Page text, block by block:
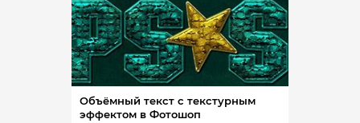
Объёмный текст с текстурным
эффектом в Фотошоп